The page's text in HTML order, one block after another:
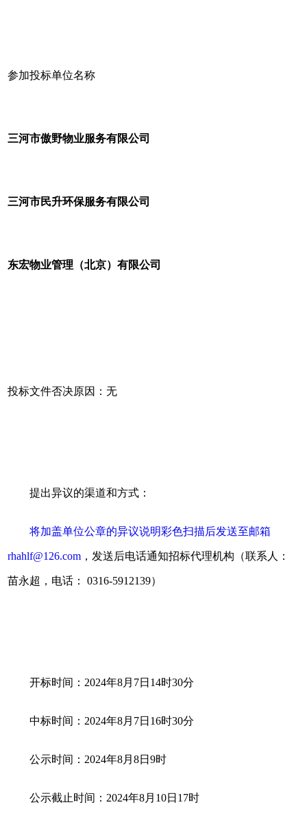
参加投标单位名称
三河市傲野物业服务有限公司
三河市民升环保服务有限公司
东宏物业管理（北京）有限公司
投标文件否决原因：无
提出异议的渠道和方式：
将加盖单位公章的异议说明彩色扫描后发送至邮箱
rhahlf@126.com ，发送后电话通知招标代理机构（联系人：
苗永超，电话： 0316-5912139）
开标时间： 2024年8月 7日 14时30分
中标时间： 2024年8月 7日 16时30分
公示时间： 2024年8月8日9时
公示截止时间： 2024年8月 10日 17时